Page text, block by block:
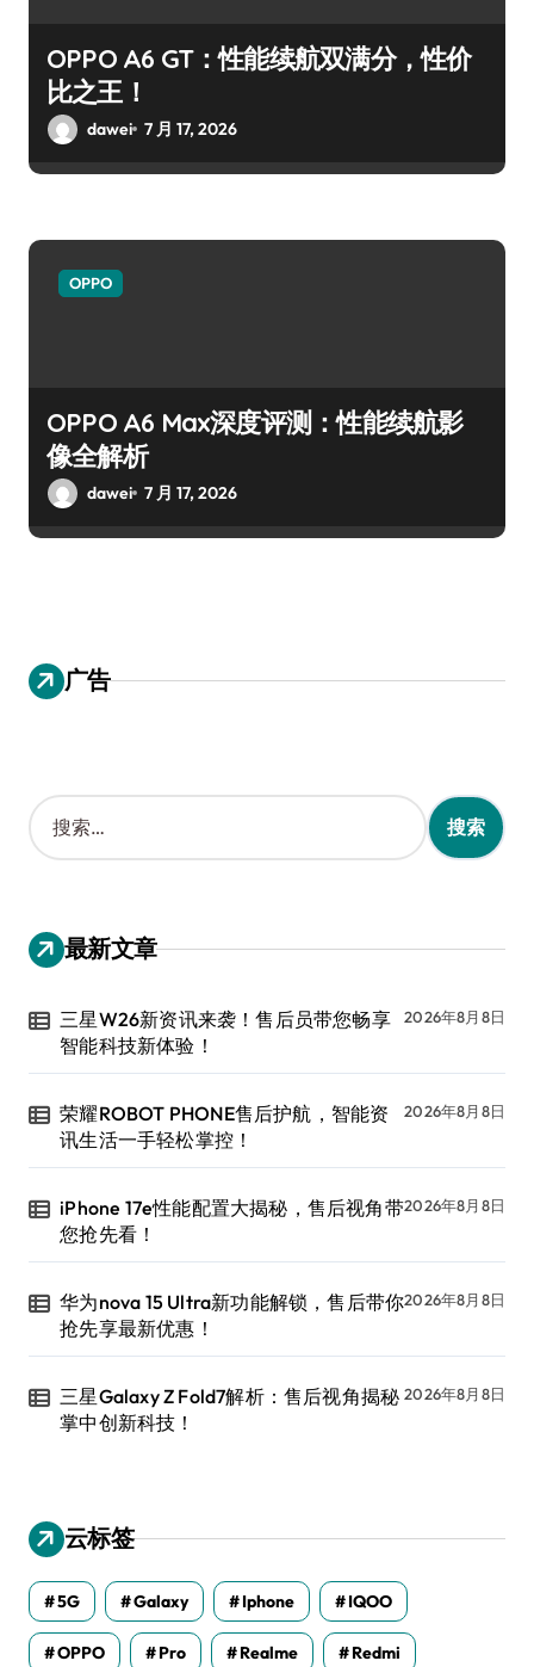
OPPO A6 GT：性能续航双满分，性价
比之王！
dawei 7 月 17, 2026
OPPO
OPPO A6 Max深度评测：性能续航影
像全解析
dawei 7 月 17, 2026
广告
搜
索
：
最新文章
三星W26新资讯来袭！售后员带您畅享
智能科技新体验！
2026年8月8日
荣耀ROBOT PHONE售后护航，智能资
讯生活一手轻松掌控！
2026年8月8日
iPhone 17e性能配置大揭秘，售后视角带
您抢先看！
2026年8月8日
华为nova 15 Ultra新功能解锁，售后带你
抢先享最新优惠！
2026年8月8日
三星Galaxy Z Fold7解析：售后视角揭秘
掌中创新科技！
2026年8月8日
云标签
5G Galaxy Iphone IQOO
OPPO Pro Realme Redmi